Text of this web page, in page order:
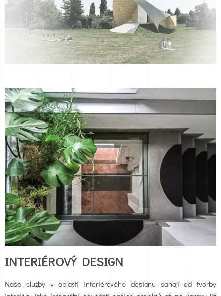
INTERIÉROVÝ DESIGN
Naše služby v oblasti interiérového designu sahají od tvorby